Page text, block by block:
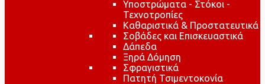
Υποστρώματα - Στόκοι -
Τεχνοτροπίες
Καθαριστικά & Προστατευτικά
Σοβάδες και Επισκευαστικά
Δάπεδα
Ξηρά Δόμηση
Σφραγιστικά
Πατητή Τσιμεντοκονία